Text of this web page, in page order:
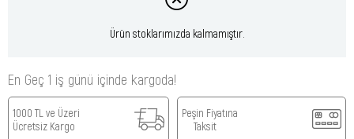
Ürün stoklarımızda kalmamıştır.
En Geç 1 iş günü içinde kargoda!
1000 TL ve Üzeri
Ücretsiz Kargo
Peşin Fiyatına
Taksit